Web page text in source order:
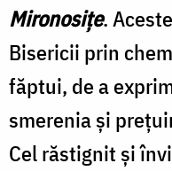
Mironosițe.
Bisericii prin
făptui, de a
smerenia şi
Cel răstignit şi